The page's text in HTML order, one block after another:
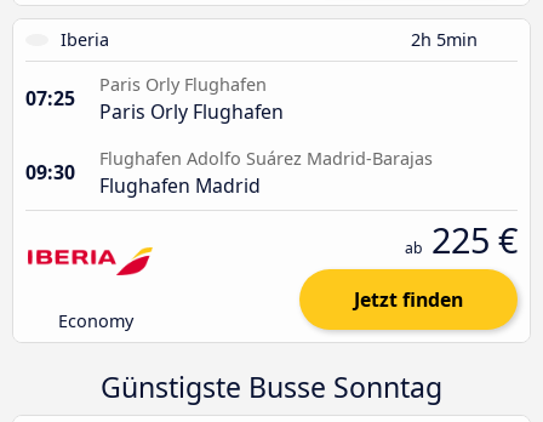
Iberia 2h 5min
07:25
Paris Orly Flughafen
Paris Orly Flughafen
09:30
Flughafen Adolfo Suárez Madrid-Barajas
Flughafen Madrid
Economy
ab 225 €
Jetzt finden
Günstigste Busse Sonntag